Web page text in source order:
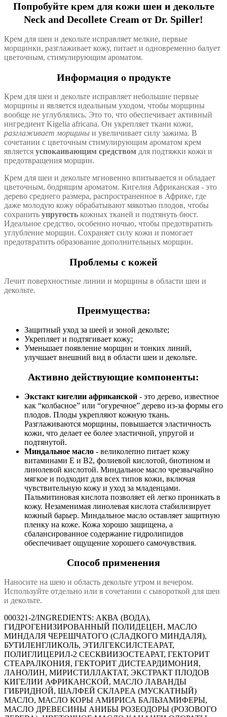
Попробуйте крем для кожи шеи и декольте
Neck and Decollete Cream от Dr. Spiller!
Крем для шеи и декольте исправляет мелкие, первые
морщинки, разглаживает кожу, питает и одновременно балует
цветочным, стимулирующим ароматом.
Информация о продукте
Крем для шеи и декольте исправляет небольшие первые
морщины и является идеальным уходом, чтобы морщины
вообще не углублялись. Это то, что обеспечивает активный
ингредиент Kigelia africana. Он укрепляет ткани кожи,
разглаживает морщины и увеличивает силу зажима. В
сочетании с цветочным стимулирующим ароматом крем
является успокаивающим средством для подтяжки кожи и
предотвращения морщин.
Крем для шеи и декольте мгновенно впитывается и обладает
цветочным, бодрящим ароматом. Кигелия Африканская - это
дерево среднего размера, распространенное в Африке, где
даже молодую кожу обрабатывают мякотью плодов, чтобы
сохранить упругость кожных тканей и подтянуть бюст.
Идеальное средство, особенно ночью, чтобы предотвратить
углубление морщин. Сохраняет силу кожи и помогает
предотвратить образование дополнительных морщин.
Проблемы с кожей
Лечит поверхностные линии и морщины в области шеи и
декольте.
Преимущества:
Защитный уход за шеей и зоной декольте;
Укрепляет и подтягивает кожу;
Уменьшает появление морщин и тонких линий,
улучшает внешний вид в области шеи и декольте.
Активно действующие компоненты:
Экстакт кигелии африканской - это дерево, известное
как “колбасное” или “огуречное” дерево из-за формы его
плодов. Плоды укрепляют кожную ткань.
Разглаживаются морщины, повышается эластичность
кожи, что делает ее более эластичной, упругой и
подтянутой.
Миндальное масло - великолепно питает кожу
витаминами Е и В2, фолиевой кислотой, биотином и
линолевой кислотой. Миндальное масло чрезвычайно
мягкое и подходит для всех типов кожи, включая
чувствительную кожу и уход за младенцами.
Пальмитиновая кислота позволяет ей легко проникать в
кожу. Незаменимая линолевая кислота стабилизирует
кожный барьер. Миндальное масло оставляет защитную
пленку на коже. Кожа хорошо защищена, а
сбалансированное содержание гидролипидов
обеспечивает ощущение хорошего самочувствия.
Способ применения
Наносите на шею и область декольте утром и вечером.
Используйте отдельно или в сочетании с сывороткой для шеи
и декольте.
000321-2/INGREDIENTS: АКВА (ВОДА),
ГИДРОГЕНИЗИРОВАННЫЙ ПОЛИДЕЦЕН, МАСЛО
МИНДАЛЯ ЧЕРЕШЧАТОГО (СЛАДКОГО МИНДАЛЯ),
БУТИЛЕНГЛИКОЛЬ, ЭТИЛГЕКСИЛСТЕАРАТ,
ПОЛИГЛИЦЕРИЛ-2 СЕСКВИИЗОСТЕАРАТ, ГЕКТОРИТ
СТЕАРАЛКОНИЯ, ГЕКТОРИТ ДИСТЕАРДИМОНИЯ,
ЛАНОЛИН, МИРИСТИЛЛАКТАТ, ЭКСТРАКТ ПЛОДОВ
КИГЕЛИИ АФРИКАНСКОЙ, МАСЛО ЛАВАНДЫ
ГИБРИДНОЙ, ШАЛФЕЙ СКЛАРЕА (МУСКАТНЫЙ)
МАСЛО, МАСЛО КОРЫ АМИРИСА БАЛЬЗАМИФЕРЫ,
МАСЛО ДРЕВЕСИНЫ АНИБЫ РОЗЕОДОРЫ (РОЗОВОГО